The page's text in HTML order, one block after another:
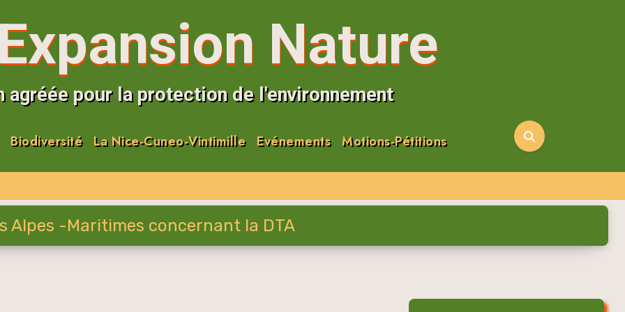
Nature
agréée pour la protection de l'environnement
Biodiversité La Nice-Cuneo-Vintimille Evénements Motions-Pétitions
Alpes -Maritimes concernant la DTA